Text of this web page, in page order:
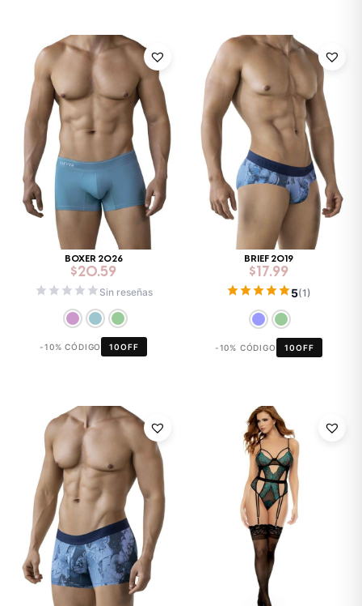
BOXER 2026
$20.59
Sin reseñas
-10% CÓDIGO 10OFF
BRIEF 2019
$17.99
5(1)
-10% CÓDIGO 10OFF